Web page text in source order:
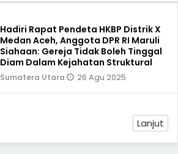
Hadiri Rapat Pendeta HKBP Distrik X
Medan Aceh, Anggota DPR RI Maruli
Siahaan: Gereja Tidak Boleh Tinggal
Diam Dalam Kejahatan Struktural
Sumatera Utara 26 Agu 2025
Lanjut